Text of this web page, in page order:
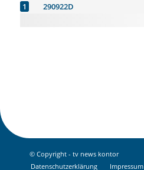
290922D
© Copyright - tv news kontor
Datenschutz­erklärung
Impressum